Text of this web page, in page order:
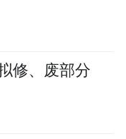
修、废部分